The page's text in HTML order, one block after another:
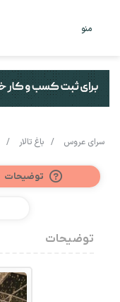
منو
سرای عروس / باغ تالار /
توضیحات
توضیحات